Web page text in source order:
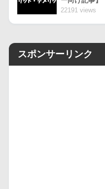
22191 views
スポンサーリンク